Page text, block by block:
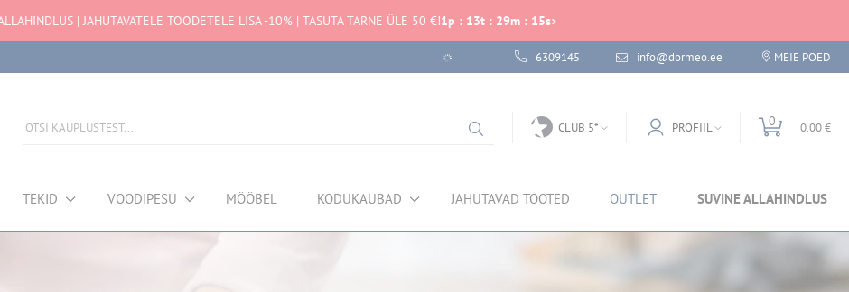
| JAHUTAVATELE TOODETELE LISA -10% | TASUTA TARNE ÜLE 50 €!1p : 13t : 29m : 15s
6309145 info@dormeo.ee MEIE POED
CLUB 5* PROFIIL 0 0.00 €
TEKID VOODIPESU MÖÖBEL KODUKAUBAD JAHUTAVAD TOOTED OUTLET SUVINE ALLAHINDLUS